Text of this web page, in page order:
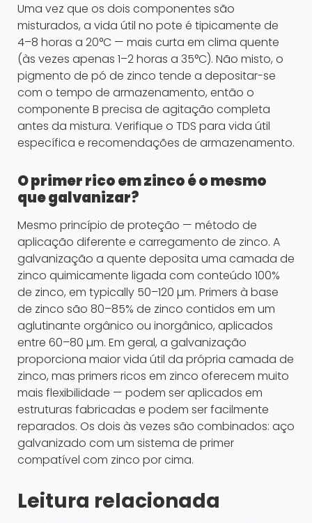
Uma vez que os dois componentes são
misturados, a vida útil no pote é tipicamente de
4–8 horas a 20°C — mais curta em clima quente
(às vezes apenas 1–2 horas a 35°C). Não misto, o
pigmento de pó de zinco tende a depositar-se
com o tempo de armazenamento, então o
componente B precisa de agitação completa
antes da mistura. Verifique o TDS para vida útil
específica e recomendações de armazenamento.
O primer rico em zinco é o mesmo
que galvanizar?
Mesmo princípio de proteção — método de
aplicação diferente e carregamento de zinco. A
galvanização a quente deposita uma camada de
zinco quimicamente ligada com conteúdo 100%
de zinco, em typically 50–120 µm. Primers à base
de zinco são 80–85% de zinco contidos em um
aglutinante orgânico ou inorgânico, aplicados
entre 60–80 µm. Em geral, a galvanização
proporciona maior vida útil da própria camada de
zinco, mas primers ricos em zinco oferecem muito
mais flexibilidade — podem ser aplicados em
estruturas fabricadas e podem ser facilmente
reparados. Os dois às vezes são combinados: aço
galvanizado com um sistema de primer
compatível com zinco por cima.
Leitura relacionada